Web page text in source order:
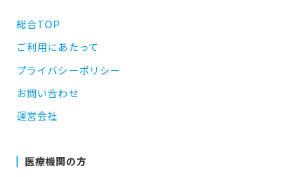
総合TOP
ご利用にあたって
プライバシーポリシー
お問い合わせ
運営会社
医療機関の方